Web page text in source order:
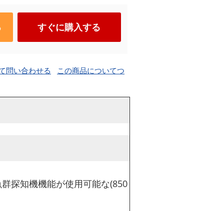
すぐに購入する
問い合わせる この商品についてつ
探知機機能が使用可能な(850